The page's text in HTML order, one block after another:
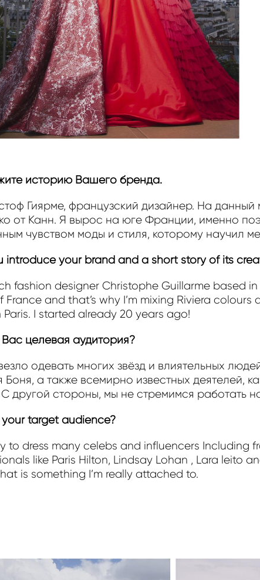
историю Вашего бренда.
Гиярме, французский дизайнер. На
от Канн. Я вырос на юге Франции, именно
чувством моды и стиля, которому научил
introduce your brand and a short story of its
fashion designer Christophe Guillarme based
France and that’s why I’m mixing Riviera
Paris. I started already 20 years ago!
Вас целевая аудитория?
одевать многих звёзд и влиятельных
Боня, а также всемирно известных деятелей,
С другой стороны, мы не стремимся работать
target audience?
to dress many celebs and influencers Including
like Paris Hilton, Lindsay Lohan , Lara leito
is something I’m really attached to.